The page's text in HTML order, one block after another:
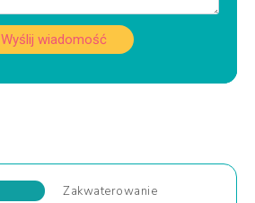
Wyślij wiadomość
Zakwaterowanie